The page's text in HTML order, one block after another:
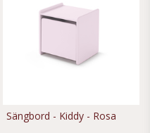
Sängbord - Kiddy - Rosa